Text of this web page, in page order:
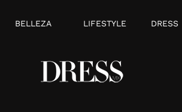
BELLEZA LIFESTYLE DRESS